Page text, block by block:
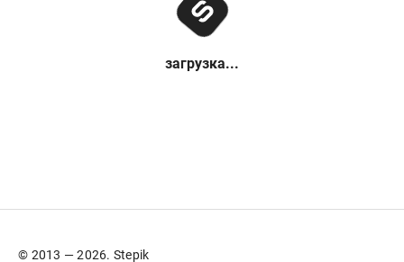
загрузка...
© 2013 — 2026. Stepik